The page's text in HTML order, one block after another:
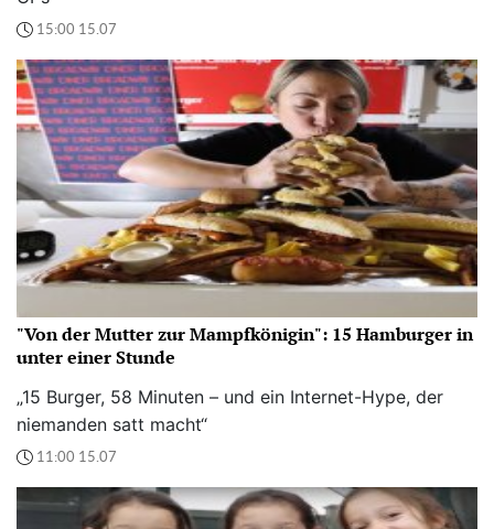
15:00 15.07
"Von der Mutter zur Mampfkönigin": 15 Hamburger in
unter einer Stunde
„15 Burger, 58 Minuten – und ein Internet-Hype, der
niemanden satt macht“
11:00 15.07